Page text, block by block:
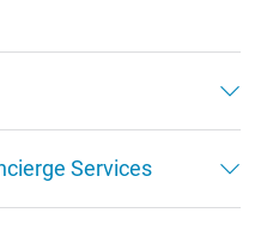
Services